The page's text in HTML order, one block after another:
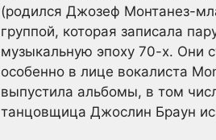
(родился Джозеф Монтанез-
группой, которая записала
музыкальную эпоху 70-х. Они
особенно в лице вокалиста
выпустила альбомы, в том
танцовщица Джослин Браун